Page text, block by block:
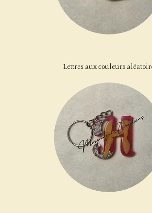
Lettres aux couleurs